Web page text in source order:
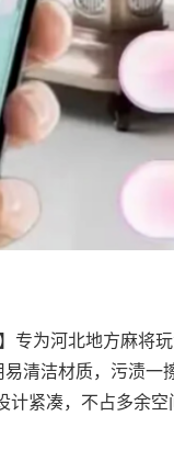
专为河北地方麻将
清洁材质，污渍
计紧凑，不占多余